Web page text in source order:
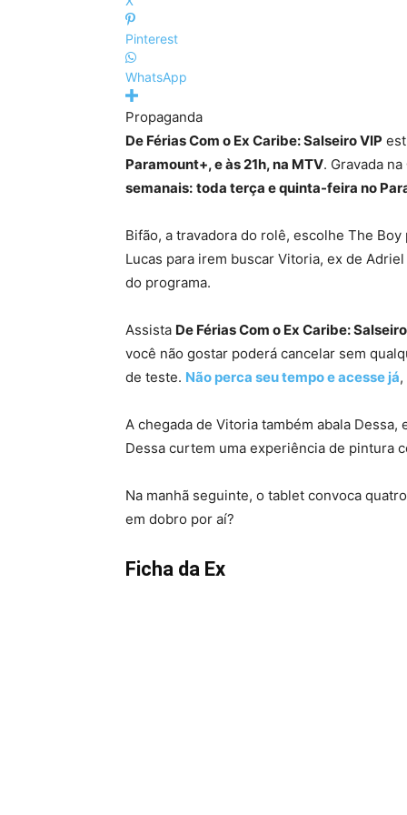
Pinterest
WhatsApp
Propaganda
De Férias Com o Ex Caribe: Salseiro VIP
Paramount+, e às 21h, na MTV. Gravada na
semanais: toda terça e quinta-feira no
Bifão, a travadora do rolê, escolhe The
Lucas para irem buscar Vitoria, ex de
do programa.
Assista De Férias Com o Ex Caribe:
você não gostar poderá cancelar sem
de teste. Não perca seu tempo e acesse já,
A chegada de Vitoria também abala
Dessa curtem uma experiência de pintura
Na manhã seguinte, o tablet convoca
em dobro por aí?
Ficha da Ex